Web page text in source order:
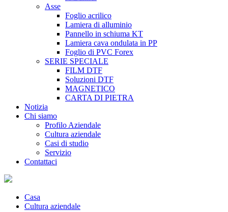
Asse
Foglio acrilico
Lamiera di alluminio
Pannello in schiuma KT
Lamiera cava ondulata in PP
Foglio di PVC Forex
SERIE SPECIALE
FILM DTF
Soluzioni DTF
MAGNETICO
CARTA DI PIETRA
Notizia
Chi siamo
Profilo Aziendale
Cultura aziendale
Casi di studio
Servizio
Contattaci
Casa
Cultura aziendale